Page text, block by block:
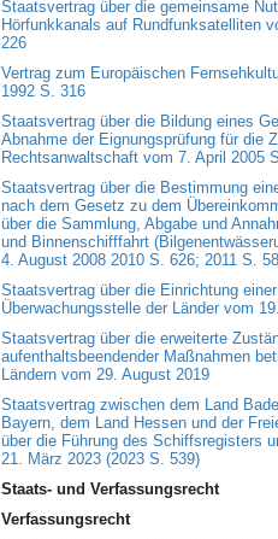
Staatsvertrag über die gemeinsame
Hörfunkkanals auf Rundfunksatelliten
226
Vertrag zum Europäischen
1992 S. 316
Staatsvertrag über die Bildung eines
Abnahme der Eignungsprüfung für die
Rechtsanwaltschaft vom 7. April 2005
Staatsvertrag über die Bestimmung
nach dem Gesetz zu dem
über die Sammlung, Abgabe und
und Binnenschifffahrt
4. August 2008 2010 S. 626; 2011 S. 58
Staatsvertrag über die Einrichtung
Überwachungsstelle der Länder vom
Staatsvertrag über die erweiterte
aufenthaltsbeendender Maßnahmen
Ländern vom 29. August 2019
Staatsvertrag zwischen dem Land
Bayern, dem Land Hessen und der
über die Führung des Schiffsregisters
21. März 2023 (2023 S. 539)
Staats- und Verfassungsrecht
Verfassungsrecht